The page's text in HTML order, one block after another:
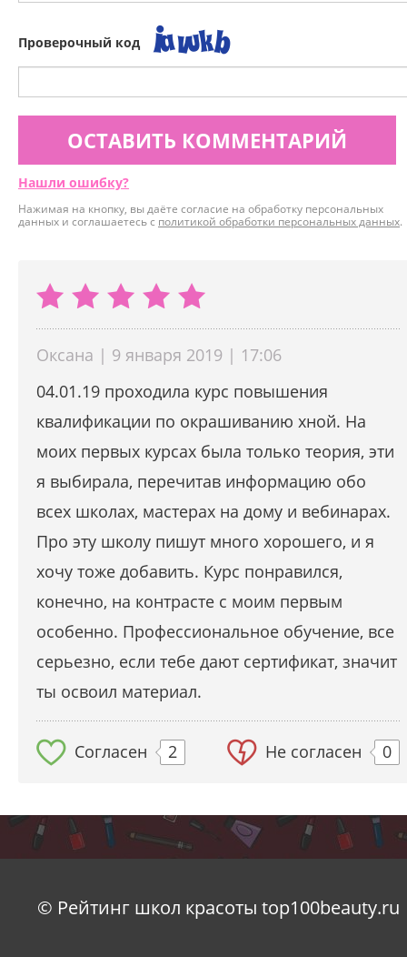
Проверочный код
ОСТАВИТЬ КОММЕНТАРИЙ
Нашли ошибку?
Нажимая на кнопку, вы даёте согласие на обработку персональных
данных и соглашаетесь с политикой обработки персональных данных.
Оксана | 9 января 2019 | 17:06
04.01.19 проходила курс повышения
квалификации по окрашиванию хной. На
моих первых курсах была только теория, эти
я выбирала, перечитав информацию обо
всех школах, мастерах на дому и вебинарах.
Про эту школу пишут много хорошего, и я
хочу тоже добавить. Курс понравился,
конечно, на контрасте с моим первым
особенно. Профессиональное обучение, все
серьезно, если тебе дают сертификат, значит
ты освоил материал.
Согласен 2 Не согласен 0
© Рейтинг школ красоты top100beauty.ru